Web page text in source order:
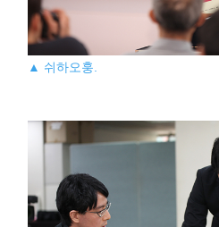
▲ 쉬하오훙.